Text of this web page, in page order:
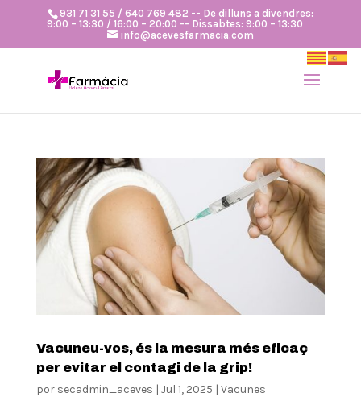
931 71 31 55 / 640 769 482 -- De dilluns a divendres:
9:00 – 13:30 / 16:00 – 20:00 -- Dissabtes: 9:00 – 13:30
info@acevesfarmacia.com
Vacuneu-vos, és la mesura més eficaç
per evitar el contagi de la grip!
por secadmin_aceves | Jul 1, 2025 | Vacunes